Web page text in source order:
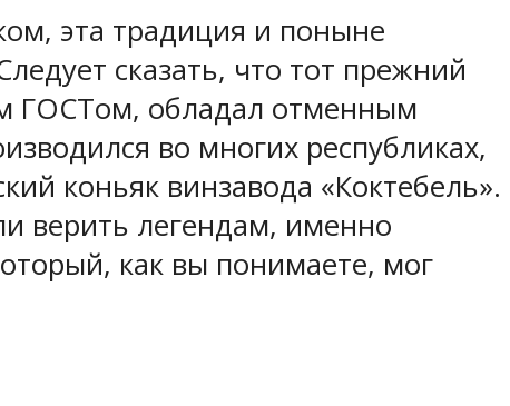
эта традиция и поныне
сказать, что тот прежний
ГОСТом, обладал отменным
во многих республиках,
коньяк винзавода «Коктебель».
верить легендам, именно
как вы понимаете, мог